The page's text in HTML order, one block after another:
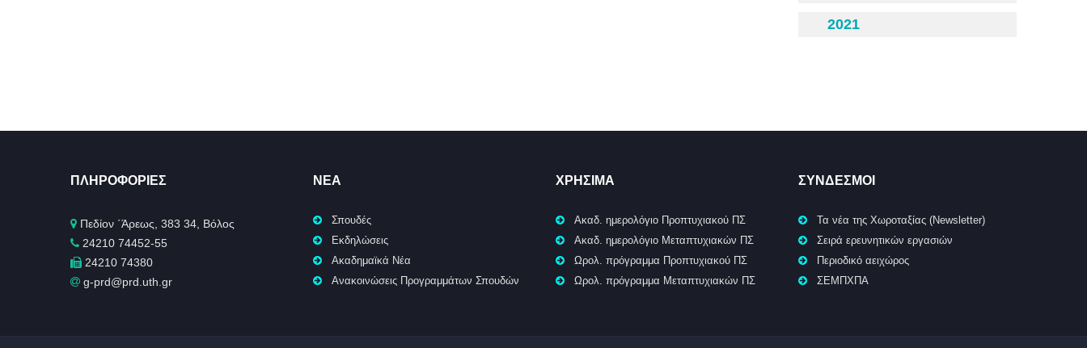
2021
ΠΛΗΡΟΦΟΡΊΕΣ
Πεδίον ΄Άρεως, 383 34, Βόλος
24210 74452-55
24210 74380
g-prd@prd.uth.gr
ΝΈΑ
Σπουδές
Εκδηλώσεις
Ακαδημαϊκά Νέα
Ανακοινώσεις Προγραμμάτων Σπουδών
ΧΡΉΣΙΜΑ
Ακαδ. ημερολόγιο Προπτυχιακού ΠΣ
Ακαδ. ημερολόγιο Μεταπτυχιακών ΠΣ
Ωρολ. πρόγραμμα Προπτυχιακού ΠΣ
Ωρολ. πρόγραμμα Μεταπτυχιακών ΠΣ
ΣΥΝΔΕΣΜΟΙ
Τα νέα της Χωροταξίας (Newsletter)
Σειρά ερευνητικών εργασιών
Περιοδικό αειχώρος
ΣΕΜΠΧΠΑ